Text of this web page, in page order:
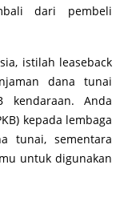
dari pembeli
istilah leaseback
dana tunai
kendaraan. Anda
kepada lembaga
tunai, sementara
untuk digunakan